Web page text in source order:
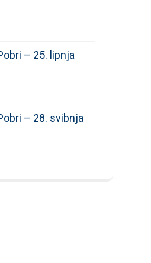
– 25. lipnja
– 28. svibnja